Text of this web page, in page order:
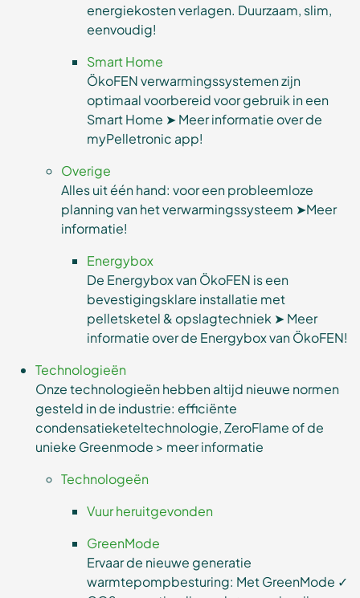
energiekosten verlagen. Duurzaam, slim,
eenvoudig!
Smart Home
ÖkoFEN verwarmingssystemen zijn
optimaal voorbereid voor gebruik in een
Smart Home ➤ Meer informatie over de
myPelletronic app!
Overige
Alles uit één hand: voor een probleemloze
planning van het verwarmingssysteem ➤Meer
informatie!
Energybox
De Energybox van ÖkoFEN is een
bevestigingsklare installatie met
pelletsketel & opslagtechniek ➤ Meer
informatie over de Energybox van ÖkoFEN!
Technologieën
Onze technologieën hebben altijd nieuwe normen
gesteld in de industrie: efficiënte
condensatieketeltechnologie, ZeroFlame of de
unieke Greenmode > meer informatie
Technologeën
Vuur heruitgevonden
GreenMode
Ervaar de nieuwe generatie
warmtepompbesturing: Met GreenMode ✓